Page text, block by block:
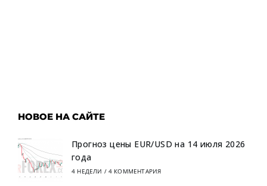
НОВОЕ НА САЙТЕ
Прогноз цены EUR/USD на 14 июля 2026
года
4 НЕДЕЛИ / 4 КОММЕНТАРИЯ